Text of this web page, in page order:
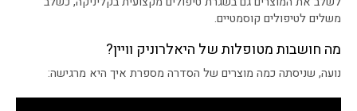
משלים לטיפולים קוסמטיים.
מה חושבות מטופלות של היאלרוניק וויין?
נועה, שניסתה כמה מוצרים של הסדרה מספרת איך היא מרגישה: